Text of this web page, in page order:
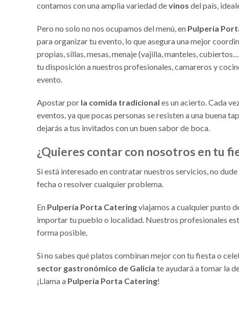
contamos con una amplia variedad devinos del país,
Pero no solo no nos ocupamos del menú, en Pulpería
para organizar tu evento, lo que asegura una mejor
propias, sillas, mesas, menaje (vajilla, manteles,
tu disposición a nuestros profesionales, camareros y
evento.
Apostar por la comida tradicional es un acierto. Cada
eventos, ya que pocas personas se resisten a una buena
dejarás a tus invitados con un buen sabor de boca.
¿Quieres contar con nosotros en tu
Si está interesado en contratar nuestros servicios, no
fecha o resolver cualquier problema.
En Pulpería Porta Cateringviajamos a cualquier punto
importar tu pueblo o localidad. Nuestros profesionales
forma posible.
Si no sabes qué platos combinan mejor con tu fiesta o
sector gastronómico de Galicia te ayudará a tomar la
¡Llama a Pulpería Porta Catering!